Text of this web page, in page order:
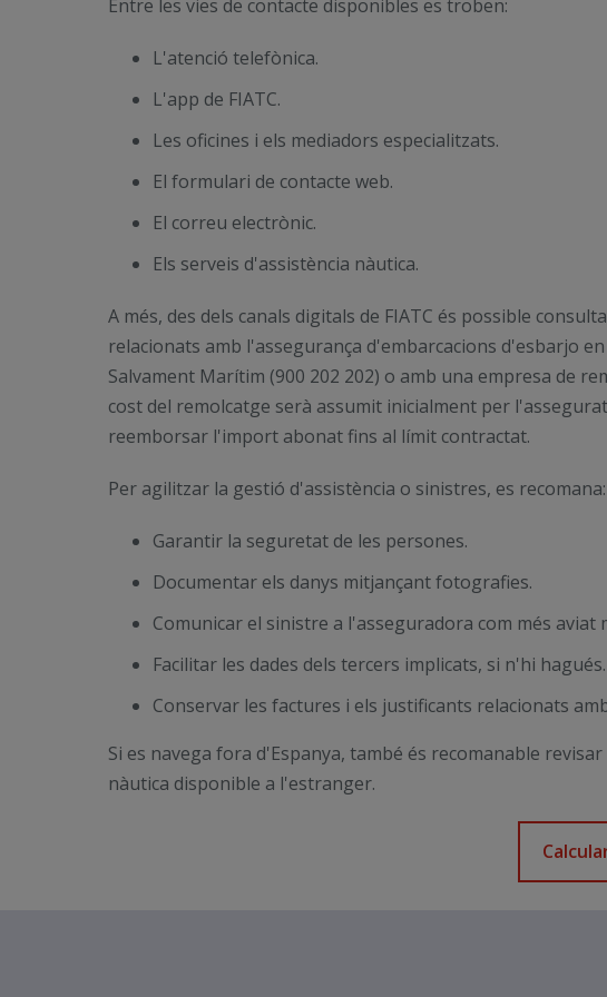
Entre les vies de contacte disponibles es troben:
L'atenció telefònica.
L'app de FIATC.
Les oficines i els mediadors especialitzats.
El formulari de contacte web.
El correu electrònic.
Els serveis d'assistència nàutica.
A més, des dels canals digitals de FIATC és possible
relacionats amb l'assegurança d'embarcacions d'esbarjo
Salvament Marítim (900 202 202) o amb una empresa de
cost del remolcatge serà assumit inicialment per
reemborsar l'import abonat fins al límit contractat.
Per agilitzar la gestió d'assistència o sinistres, es recomana:
Garantir la seguretat de les persones.
Documentar els danys mitjançant fotografies.
Comunicar el sinistre a l'asseguradora com més aviat
Facilitar les dades dels tercers implicats, si n'hi hagués.
Conservar les factures i els justificants relacionats
Si es navega fora d'Espanya, també és recomanable
nàutica disponible a l'estranger.